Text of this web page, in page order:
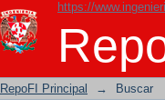
https://
Buscar
RepoFI Principal → Buscar